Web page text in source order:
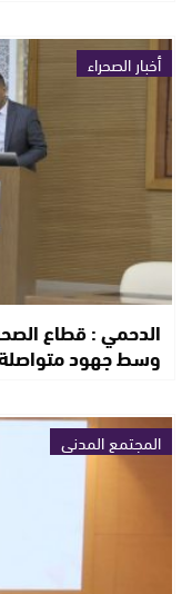
أخبار الصحراء
الدحمي : قطاع
وسط جهود
المجتمع المدني